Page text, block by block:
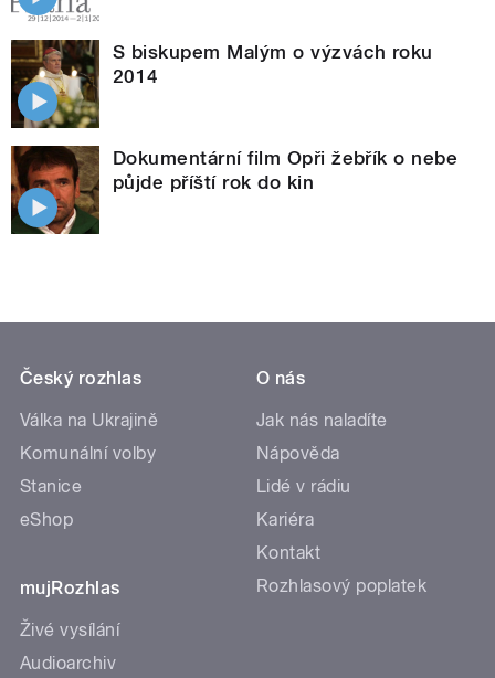
S biskupem Malým o výzvách roku
2014
Dokumentární film Opři žebřík o nebe
půjde příští rok do kin
Český rozhlas
Válka na Ukrajině
Komunální volby
Stanice
eShop
mujRozhlas
Živé vysílání
Audioarchiv
O nás
Jak nás naladíte
Nápověda
Lidé v rádiu
Kariéra
Kontakt
Rozhlasový poplatek